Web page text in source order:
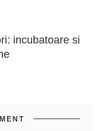
incubatoare si